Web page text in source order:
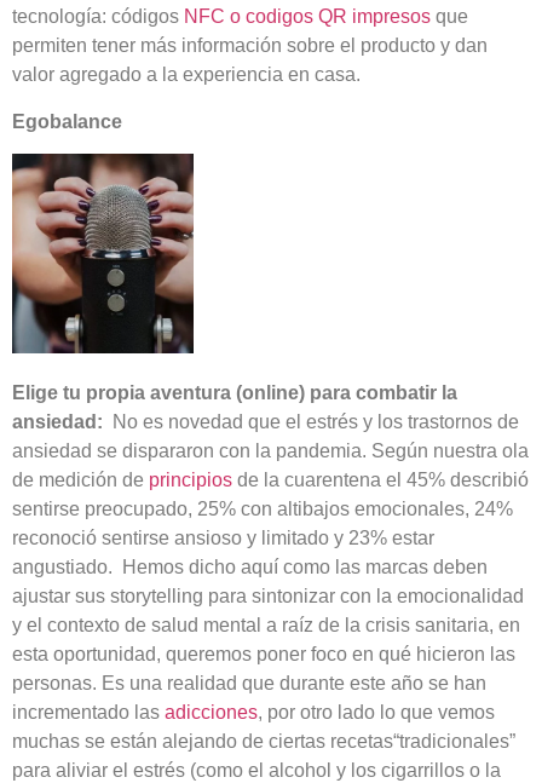
tecnología: códigos NFC o codigos QR impresos que
permiten tener más información sobre el producto y dan
valor agregado a la experiencia en casa.
Egobalance
Elige tu propia aventura (online) para combatir la
ansiedad:
No es novedad que el estrés y los trastornos de
ansiedad se dispararon con la pandemia. Según nuestra ola
de medición de principios de la cuarentena el 45% describió
sentirse preocupado, 25% con altibajos emocionales, 24%
reconoció sentirse ansioso y limitado y 23% estar
angustiado. Hemos dicho aquí como las marcas deben
ajustar sus storytelling para sintonizar con la emocionalidad
y el contexto de salud mental a raíz de la crisis sanitaria, en
esta oportunidad, queremos poner foco en qué hicieron las
personas. Es una realidad que durante este año se han
incrementado las adicciones, por otro lado lo que vemos
muchas se están alejando de ciertas recetas“tradicionales”
para aliviar el estrés (como el alcohol y los cigarrillos o la